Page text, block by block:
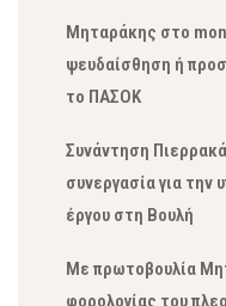
Μηταράκης στο
ψευδαίσθηση ή
το ΠΑΣΟΚ
Συνάντηση
συνεργασία για την
έργου στη Βουλή
Με πρωτοβουλία
φορολογίας του